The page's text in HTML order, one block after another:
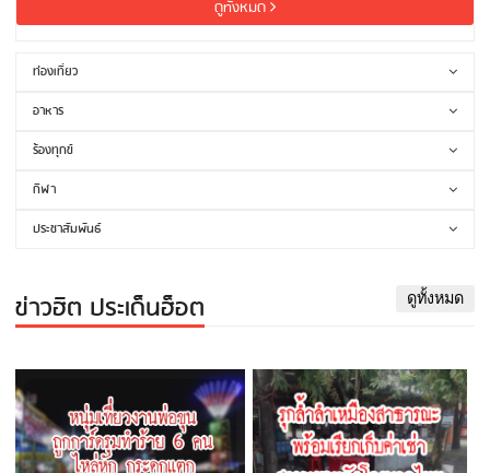
ดูทั้งหมด
ท่องเที่ยว
อาหาร
ร้องทุกข์
กีฬา
ประชาสัมพันธ์
ข่าวฮิต ประเด็นฮ็อต ดูทั้งหมด